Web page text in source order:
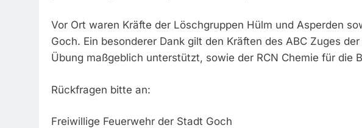
Vor Ort waren Kräfte der Löschgruppen Hülm und Asperden
Goch. Ein besonderer Dank gilt den Kräften des ABC Zuges
Übung maßgeblich unterstützt, sowie der RCN Chemie für die
Rückfragen bitte an:
Freiwillige Feuerwehr der Stadt Goch